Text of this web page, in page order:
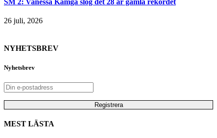
26 juli, 2026
NYHETSBREV
Nyhetsbrev
MEST LÄSTA